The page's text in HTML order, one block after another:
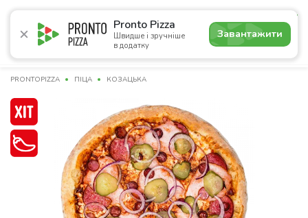
Pronto Pizza
Швидше і зручніше
в додатку
Завантажити
5.0
Акції Піца Суші Сети Напої Пасти
PRONTOPIZZA ПІЦА КОЗАЦЬКА